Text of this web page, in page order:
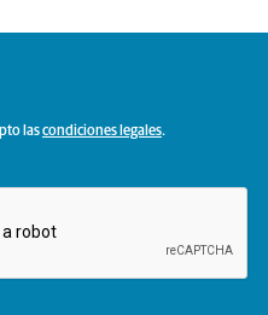
lascondiciones legales.